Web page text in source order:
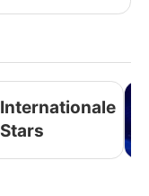
Internationale
Stars